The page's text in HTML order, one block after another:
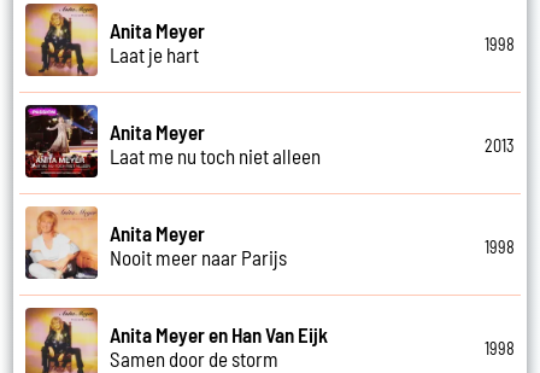
Anita Meyer
Laat je hart
1998
Anita Meyer
Laat me nu toch niet alleen
2013
Anita Meyer
Nooit meer naar Parijs
1998
Anita Meyer en Han Van Eijk
Samen door de storm
1998